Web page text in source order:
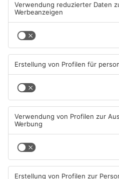
TOPNEWS
Mann schießt in Neuberg mit
Schreckschusswaffe auf
Busfahrer
07.08.2026, 07:12 UHR IN MAIN-
KINZIG-KREIS